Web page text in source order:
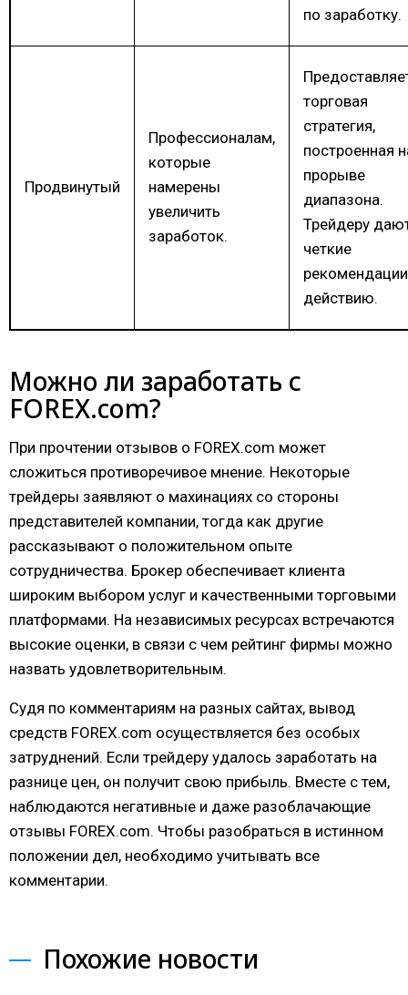
по заработку.
Продвинутый
Профессионалам,
которые
намерены
увеличить
заработок.
торговая
стратегия,
построенная
прорыве
диапазона.
Трейдеру
четкие
действию.
Можно ли заработать с
FOREX.com?
При прочтении отзывов о FOREX.com может
сложиться противоречивое мнение. Некоторые
трейдеры заявляют о махинациях со стороны
представителей компании, тогда как другие
рассказывают о положительном опыте
сотрудничества. Брокер обеспечивает клиента
широким выбором услуг и качественными торговыми
платформами. На независимых ресурсах встречаются
высокие оценки, в связи с чем рейтинг фирмы можно
назвать удовлетворительным.
Судя по комментариям на разных сайтах, вывод
средств FOREX.com осуществляется без особых
затруднений. Если трейдеру удалось заработать на
разнице цен, он получит свою прибыль. Вместе с тем,
наблюдаются негативные и даже разоблачающие
отзывы FOREX.com. Чтобы разобраться в истинном
положении дел, необходимо учитывать все
комментарии.
Похожие новости